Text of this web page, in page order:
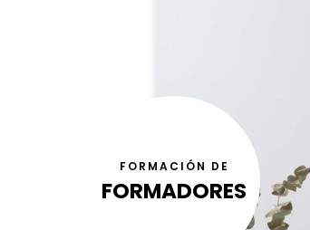
FORMACIÓN DE
FORMADORES